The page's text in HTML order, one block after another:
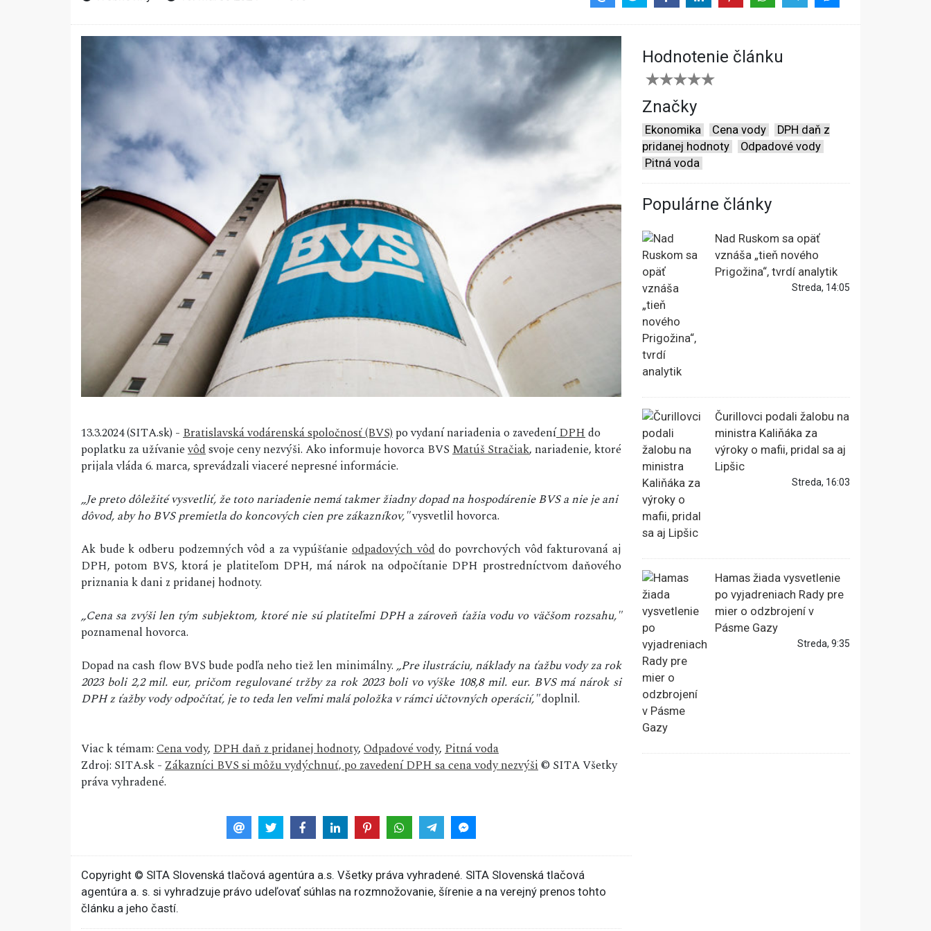
13.3.2024 (SITA.sk) -Bratislavská vodárenská spoločnosť (BVS)po vydaní nariadenia o zavedeníDPHdo
poplatku za užívanievôdsvoje ceny nezvýši. Ako informuje hovorca BVSMatúš Stračiak, nariadenie, ktoré
prijala vláda 6. marca, sprevádzali viaceré nepresné informácie.
„Je preto dôležité vysvetliť, že toto nariadenie nemá takmer žiadny dopad na hospodárenie BVS a nie je ani
dôvod, aby ho BVS premietla do koncových cien pre zákazníkov,"vysvetlil hovorca.
Ak bude k odberu podzemných vôd a za vypúšťanie odpadových vôddo povrchových vôd fakturovaná aj
DPH, potom BVS, ktorá je platiteľom DPH, má nárok na odpočítanie DPH prostredníctvom daňového
priznania k dani z pridanej hodnoty.
„Cena sa zvýši len tým subjektom, ktoré nie sú platiteľmi DPH a zároveň ťažia vodu vo väčšom rozsahu,"
poznamenal hovorca.
Dopad na cash flow BVS bude podľa neho tiež len minimálny.„Pre ilustráciu, náklady na ťažbu vody za rok
2023 boli 2,2 mil. eur, pričom regulované tržby za rok 2023 boli vo výške 108,8 mil. eur. BVS má nárok si
DPH z ťažby vody odpočítať, je to teda len veľmi malá položka v rámci účtovných operácií,"doplnil.
Viac k témam:Cena vody,DPH daň z pridanej hodnoty,Odpadové vody,Pitná voda
Zdroj: SITA.sk -Zákazníci BVS si môžu vydýchnuť, po zavedení DPH sa cena vody nezvýši© SITA Všetky
práva vyhradené.
Hodnotenie článku
Značky
Ekonomika Cena vody
DPH daň z
pridanej hodnoty
Odpadové vody
Pitná voda
Populárne články
Nad Ruskom sa opäť
vznáša „tieň nového
Prigožina“, tvrdí analytik
Streda, 14:05
Čurillovci podali žalobu na
ministra Kaliňáka za
výroky o mafii, pridal sa aj
Lipšic
Streda, 16:03
Hamas žiada vysvetlenie
po vyjadreniach Rady pre
mier o odzbrojení v
Pásme Gazy
Streda, 9:35
Copyright © SITA Slovenská tlačová agentúra a.s. Všetky práva vyhradené. SITA Slovenská tlačová
agentúra a. s. si vyhradzuje právo udeľovať súhlas na rozmnožovanie, šírenie a na verejný prenos tohto
článku a jeho častí.